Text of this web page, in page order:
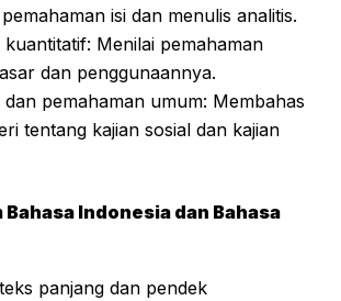
isi dan menulis analitis.
Menilai pemahaman
dan penggunaannya.
pemahaman umum: Membahas
tentang kajian sosial dan kajian
Indonesia dan Bahasa
panjang dan pendek